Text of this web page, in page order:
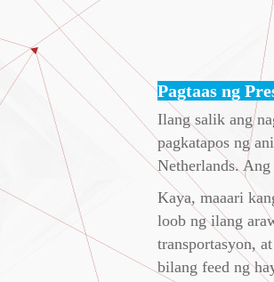
Pagtaas ng
Ilang salik ang
pagkatapos ng
Netherlands.
Kaya, maaari
loob ng ilang
transportasyon,
bilang feed ng